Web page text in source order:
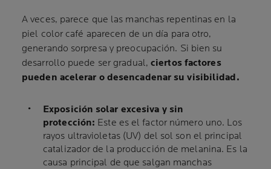
A veces, parece que las manchas repentinas en la
piel color café aparecen de un día para otro,
generando sorpresa y preocupación. Si bien su
desarrollo puede ser gradual,ciertos factores
pueden acelerar o desencadenar su visibilidad.
Exposición solar excesiva y sin
protección: Este es el factor número uno. Los
rayos ultravioletas (UV) del sol son el principal
catalizador de la producción de melanina. Es la
causa principal de que salgan manchas